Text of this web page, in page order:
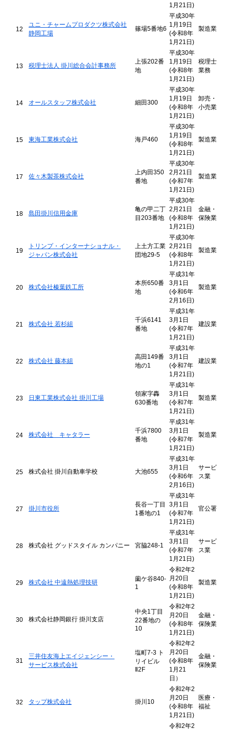
1月21日)
12
ユニ・チャームプロダクツ株式会社
静岡工場
篠場5番地6
平成30年
1月19日
(令和8年
1月21日)
製造業
13 税理士法人 掛川総合会計事務所
上張202番
地
平成30年
1月19日
(令和8年
1月21日)
税理士
業務
14 オールスタッフ株式会社 細田300
平成30年
1月19日
(令和8年
1月21日)
卸売・
小売業
15 東海工業株式会社 海戸460
平成30年
1月19日
(令和8年
1月21日)
製造業
17 佐々木製茶株式会社
上内田350
番地
平成30年
2月21日
(令和7年
1月21日)
製造業
18 島田掛川信用金庫
亀の甲二丁
目203番地
平成30年
2月21日
(令和8年
1月21日)
金融・
保険業
19
トリンプ・インターナショナル・
ジャパン株式会社
上土方工業
団地29-5
平成30年
2月21日
(令和8年
1月21日)
製造業
20 株式会社榛葉鉄工所
本所650番
地
平成31年
3月1日
(令和6年
2月16日)
製造業
21 株式会社 若杉組
千浜6141
番地
平成31年
3月1日
(令和7年
1月21日)
建設業
22 株式会社 藤本組
高田149番
地の1
平成31年
3月1日
(令和7年
1月21日)
建設業
23 日東工業株式会社 掛川工場
領家字轟
630番地
平成31年
3月1日
(令和7年
1月21日)
製造業
24 株式会社 キャタラー
千浜7800
番地
平成31年
3月1日
(令和7年
1月21日)
製造業
25 株式会社 掛川自動車学校 大池655
平成31年
3月1日
(令和6年
2月16日)
サービ
ス業
27 掛川市役所
長谷一丁目
1番地の1
平成31年
3月1日
(令和7年
1月21日)
官公署
28 株式会社 グッドスタイル カンパニー 宮脇248-1
平成31年
3月1日
(令和7年
1月21日)
サービ
ス業
29 株式会社 中遠熱処理技研
薗ケ谷840-
1
令和2年2
月20日
(令和8年
1月21日)
製造業
30 株式会社静岡銀行 掛川支店
中央1丁目
22番地の
10
令和2年2
月20日
(令和8年
1月21日)
金融・
保険業
31
三井住友海上エイジェンシー・
サービス株式会社
塩町7-3 ト
リイビル
Ⅱ2F
令和2年2
月20日
(令和8年
1月21
日）
金融・
保険業
32 タップ株式会社 掛川10
令和2年2
月20日
(令和8年
1月21日)
医療・
福祉
令和2年2